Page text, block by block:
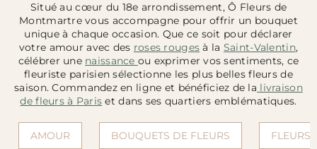
Situé au cœur du 18e arrondissement, Ô Fleurs de
Montmartre vous accompagne pour offrir un bouquet
unique à chaque occasion. Que ce soit pour déclarer
votre amour avec des roses rouges à la Saint-Valentin,
célébrer une naissanceou exprimer vos sentiments, ce
fleuriste parisien sélectionne les plus belles fleurs de
saison. Commandez en ligne et bénéficiez de la livraison
de fleurs à Paris et dans ses quartiers emblématiques.
AMOUR BOUQUETS DE FLEURS FLEURS